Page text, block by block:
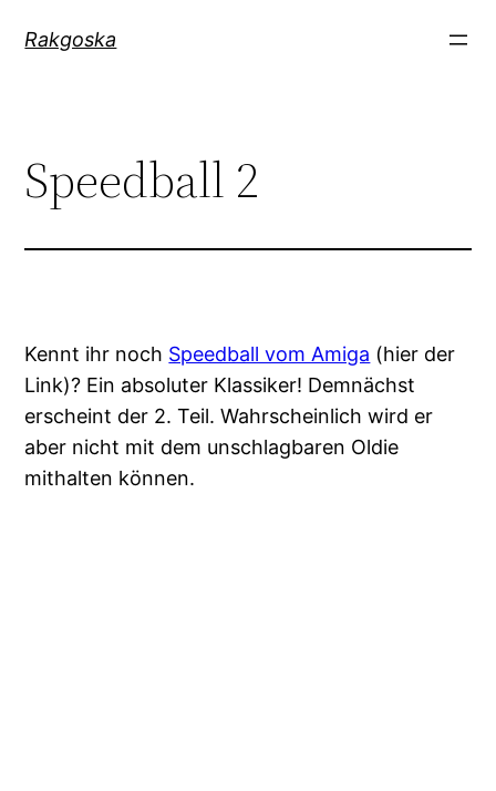
InhaltRakgoska
Speedball 2
Kennt ihr noch Speedball vom Amiga (hier der
Link)? Ein absoluter Klassiker! Demnächst
erscheint der 2. Teil. Wahrscheinlich wird er
aber nicht mit dem unschlagbaren Oldie
mithalten können.